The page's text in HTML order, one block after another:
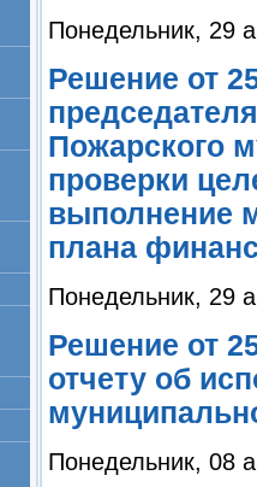
Понедельник, 29
Решение от
Пожарского
проверки
выполнение
плана
Понедельник, 29
Решение от
отчету об
Понедельник, 08